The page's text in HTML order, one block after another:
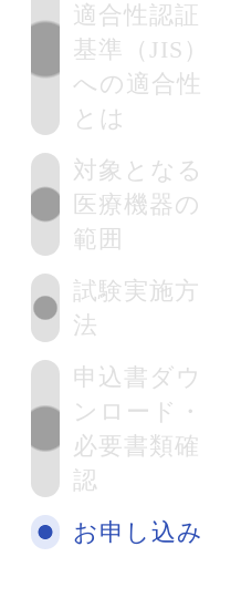
適合性認証
基準（JIS）
への適合性
とは
対象となる
医療機器の
範囲
試験実施方
法
申込書ダウ
ンロード・
必要書類確
認
お申し込み